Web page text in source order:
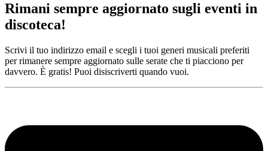
Rimani sempre aggiornato sugli eventi in
discoteca!
Scrivi il tuo indirizzo email e scegli i tuoi generi musicali preferiti
per rimanere sempre aggiornato sulle serate che ti piacciono per
davvero. È gratis! Puoi disiscriverti quando vuoi.